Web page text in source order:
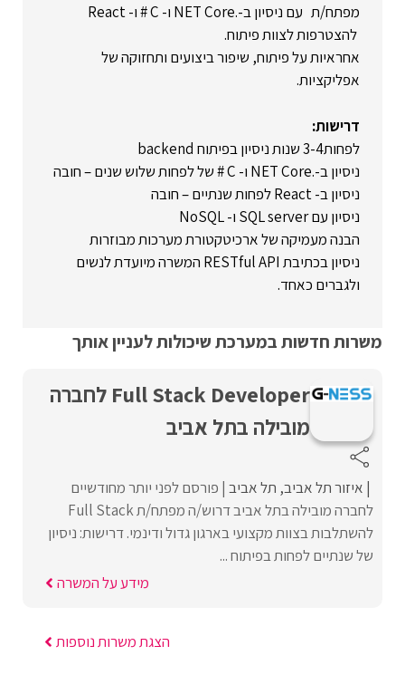
מפתח/ת עם ניסיון ב-.NET Core ו- C # ו- React
להצטרפות לצוות פיתוח.
אחראיות על פיתוח, שיפור ביצועים ותחזוקה של
אפליקציות.
דרישות:
לפחות3-4 שנות ניסיון בפיתוח backend
ניסיון ב-.NET Core ו- C # של לפחות שלוש שנים – חובה
ניסיון ב- React לפחות שנתיים – חובה
ניסיון עם SQL server ו- NoSQL
הבנה מעמיקה של ארכיטקטורת מערכות מבוזרות
ניסיון בכתיבת RESTful API המשרה מיועדת לנשים
ולגברים כאחד.
משרות חדשות במערכת שיכולות לעניין אותך
Full Stack Developer לחברה
מובילה בתל אביב
איזור תל אביב תל אביב פורסם לפני יותר מחודשיים
לחברה מובילה בתל אביב דרוש/ה מפתח/ת Full Stack
להשתלבות בצוות מקצועי בארגון גדול ודינמי. דרישות: ניסיון
של שנתיים לפחות בפיתוח ...
מידע על המשרה
הצגת משרות נוספות